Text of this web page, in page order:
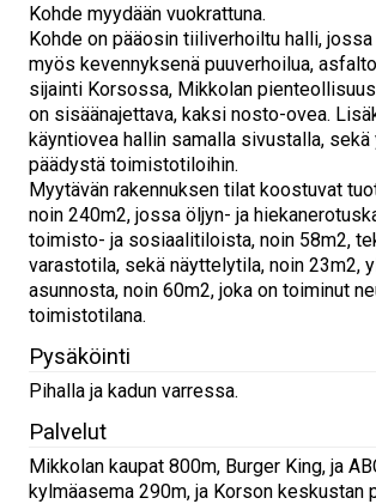
Kohde myydään vuokrattuna.
Kohde on pääosin tiiliverhoiltu halli,
myös kevennyksenä puuverhoilua,
sijainti Korsossa, Mikkolan
on sisäänajettava, kaksi nosto-ovea.
käyntiovea hallin samalla sivustalla,
päädystä toimistotiloihin.
Myytävän rakennuksen tilat koostuvat
noin 240m2, jossa öljyn- ja
toimisto- ja sosiaalitiloista, noin 58m2,
varastotila, sekä näyttelytila, noin 23m2,
asunnosta, noin 60m2, joka on toiminut
toimistotilana.
Pysäköinti
Pihalla ja kadun varressa.
Palvelut
Mikkolan kaupat 800m, Burger King, ja
kylmäasema 290m, ja Korson keskustan